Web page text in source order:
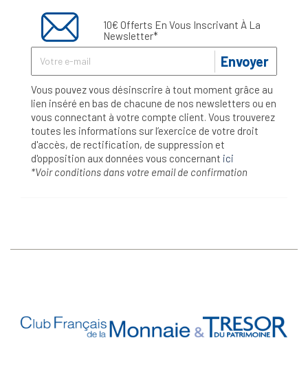
10€ Offerts En Vous Inscrivant À La
Newsletter*
Envoyer
Vous pouvez vous désinscrire à tout moment grâce au
lien inséré en bas de chacune de nos newsletters ou en
vous connectant à votre compte client. Vous trouverez
toutes les informations sur l’exercice de votre droit
d'accès, de rectification, de suppression et
d'opposition aux données vous concernant ici
*Voir conditions dans votre email de confirmation